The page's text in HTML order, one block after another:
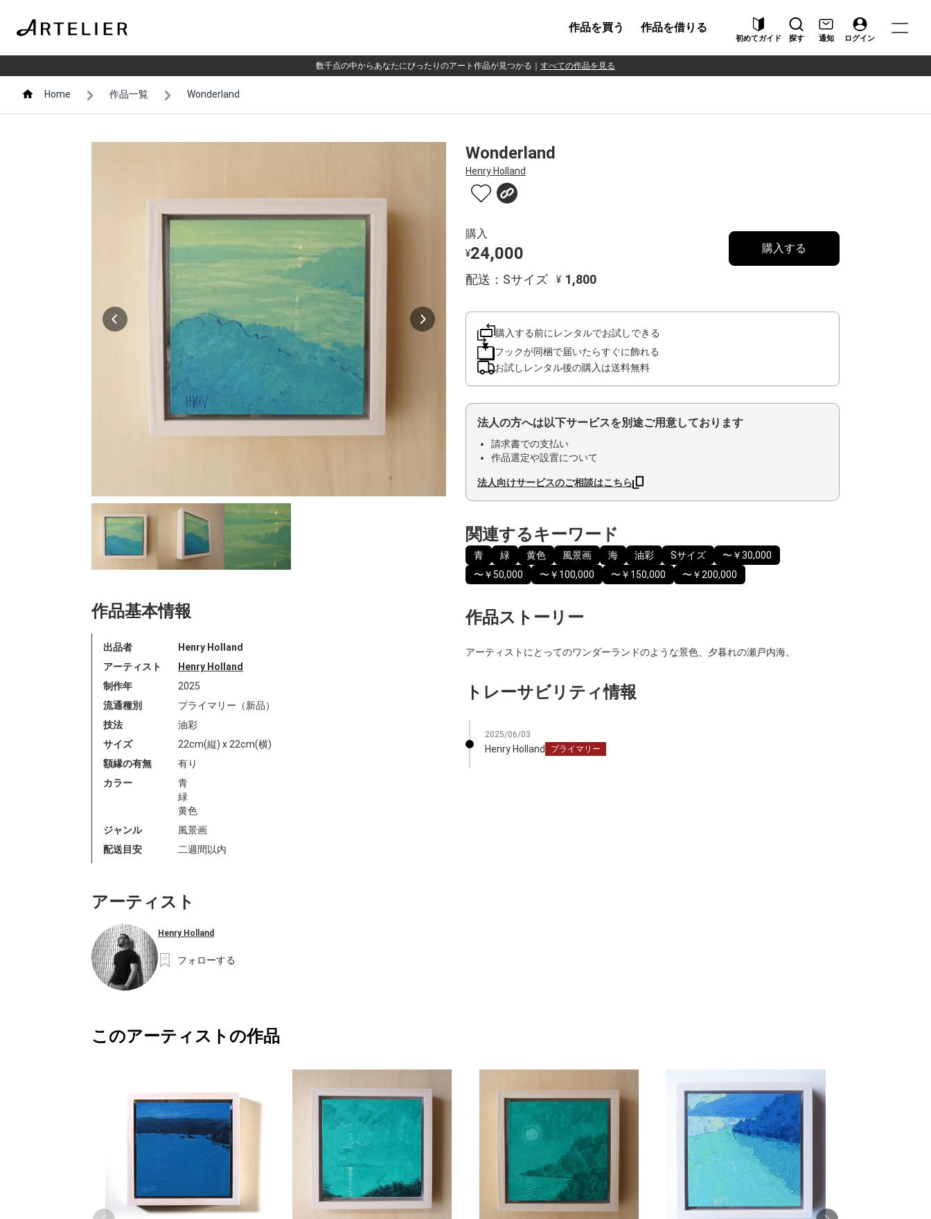
作品を買う 作品を借りる
初めてガイド 探す 通知 ログイン
数千点の中からあなたにぴったりのアート作品が見つかる すべての作品を見る
Home 作品一覧 Wonderland
作品基本情報
出品者
Henry Holland
アーティスト
Henry Holland
制作年
2025
流通種別
プライマリー（新品）
技法
油彩
サイズ
22cm(縦) x 22cm(横)
額縁の有無
有り
カラー
青
緑
黄色
ジャンル
風景画
配送目安
二週間以内
アーティスト
Henry Holland
フォローする
Wonderland
Henry Holland
購入
¥24,000
配送：Sサイズ ¥ 1,800
購入する
購入する前にレンタルでお試しできる
フックが同梱で届いたらすぐに飾れる
お試しレンタル後の購入は送料無料
法人の方へは以下サービスを別途ご用意しております
請求書での支払い
作品選定や設置について
法人向けサービスのご相談はこちら
関連するキーワード
青 緑 黄色 風景画 海 油彩 Sサイズ
〜￥30,000
〜￥50,000
〜￥100,000 〜￥150,000 〜￥200,000
作品ストーリー
アーティストにとってのワンダーランドのような景色、夕暮れの瀬戸内海。
トレーサビリティ情報
2025/06/03
Henry Holland プライマリー
このアーティストの作品